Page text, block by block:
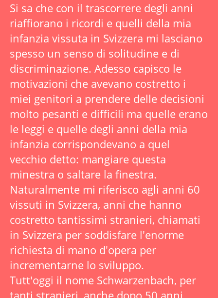
Si sa che con il trascorrere degli anni
riaffiorano i ricordi e quelli della mia
infanzia vissuta in Svizzera mi lasciano
spesso un senso di solitudine e di
discriminazione. Adesso capisco le
motivazioni che avevano costretto i
miei genitori a prendere delle decisioni
molto pesanti e difficili ma quelle erano
le leggi e quelle degli anni della mia
infanzia corrispondevano a quel
vecchio detto: mangiare questa
minestra o saltare la finestra.
Naturalmente mi riferisco agli anni 60
vissuti in Svizzera, anni che hanno
costretto tantissimi stranieri, chiamati
in Svizzera per soddisfare l'enorme
richiesta di mano d'opera per
incrementarne lo sviluppo.
Tutt'oggi il nome Schwarzenbach, per